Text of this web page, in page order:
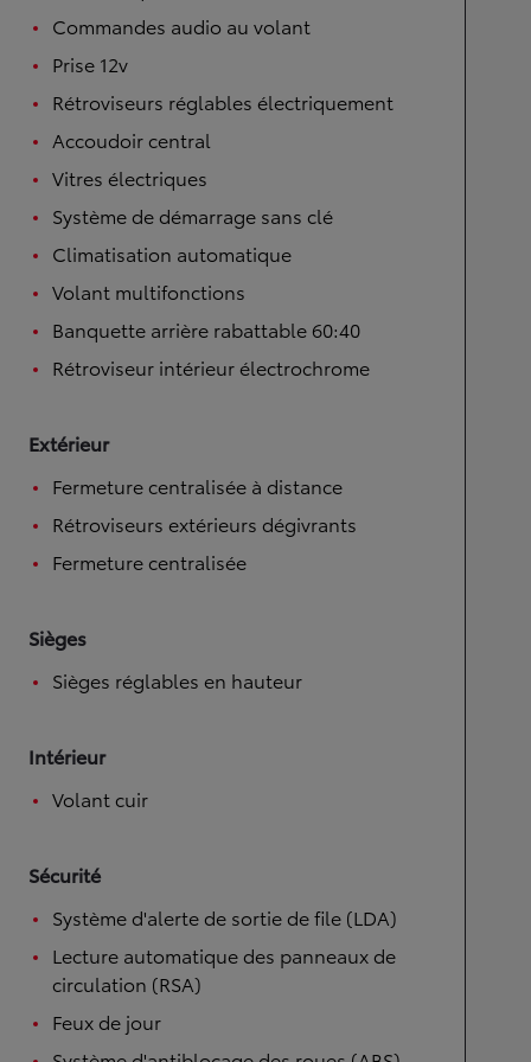
Commandes audio au volant
Prise 12v
Rétroviseurs réglables électriquement
Accoudoir central
Vitres électriques
Système de démarrage sans clé
Climatisation automatique
Volant multifonctions
Banquette arrière rabattable 60:40
Rétroviseur intérieur électrochrome
Extérieur
Fermeture centralisée à distance
Rétroviseurs extérieurs dégivrants
Fermeture centralisée
Sièges
Sièges réglables en hauteur
Intérieur
Volant cuir
Sécurité
Système d'alerte de sortie de file (LDA)
Lecture automatique des panneaux de
circulation (RSA)
Feux de jour